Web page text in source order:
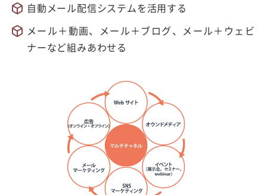
自動メール配信システムを活用する
メール＋動画、メール＋ブログ、メール＋ウェビ
ナーなど組みあわせる